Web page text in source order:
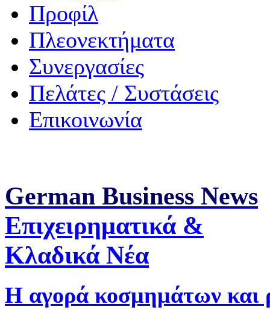
Προφίλ
Πλεονεκτήματα
Συνεργασίες
Πελάτες / Συστάσεις
Επικοινωνία
German Business News
Επιχειρηματικά &
Κλαδικά Νέα
Η αγορά κοσμημάτων και